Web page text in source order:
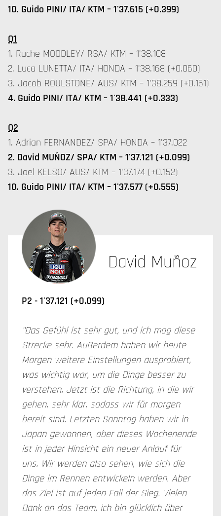
10. Guido PINI/ ITA/ KTM – 1'37.615 (+0.399)
Q1
1. Ruche MOODLEY/ RSA/ KTM – 1'38.108
2. Luca LUNETTA/ ITA/ HONDA – 1'38.168 (+0.060)
3. Jacob ROULSTONE/ AUS/ KTM – 1'38.259 (+0.151)
4. Guido PINI/ ITA/ KTM – 1'38.441 (+0.333)
Q2
1. Adrian FERNANDEZ/ SPA/ HONDA – 1'37.022
2. David MUÑOZ/ SPA/ KTM – 1'37.121 (+0.099)
3. Joel KELSO/ AUS/ KTM – 1'37.174 (+0.152)
10. Guido PINI/ ITA/ KTM – 1'37.577 (+0.555)
David Muñoz
P2 - 1'37.121 (+0.099)
"Das Gefühl ist sehr gut, und ich mag diese
Strecke sehr. Außerdem haben wir heute
Morgen weitere Einstellungen ausprobiert,
was wichtig war, um die Dinge besser zu
verstehen. Jetzt ist die Richtung, in die wir
gehen, sehr klar, sodass wir für morgen
bereit sind. Letzten Sonntag haben wir in
Japan gewonnen, aber dieses Wochenende
ist in jeder Hinsicht ein neuer Anlauf für
uns. Wir werden also sehen, wie sich die
Dinge im Rennen entwickeln werden. Aber
das Ziel ist auf jeden Fall der Sieg. Vielen
Dank an das Team, ich bin glücklich über